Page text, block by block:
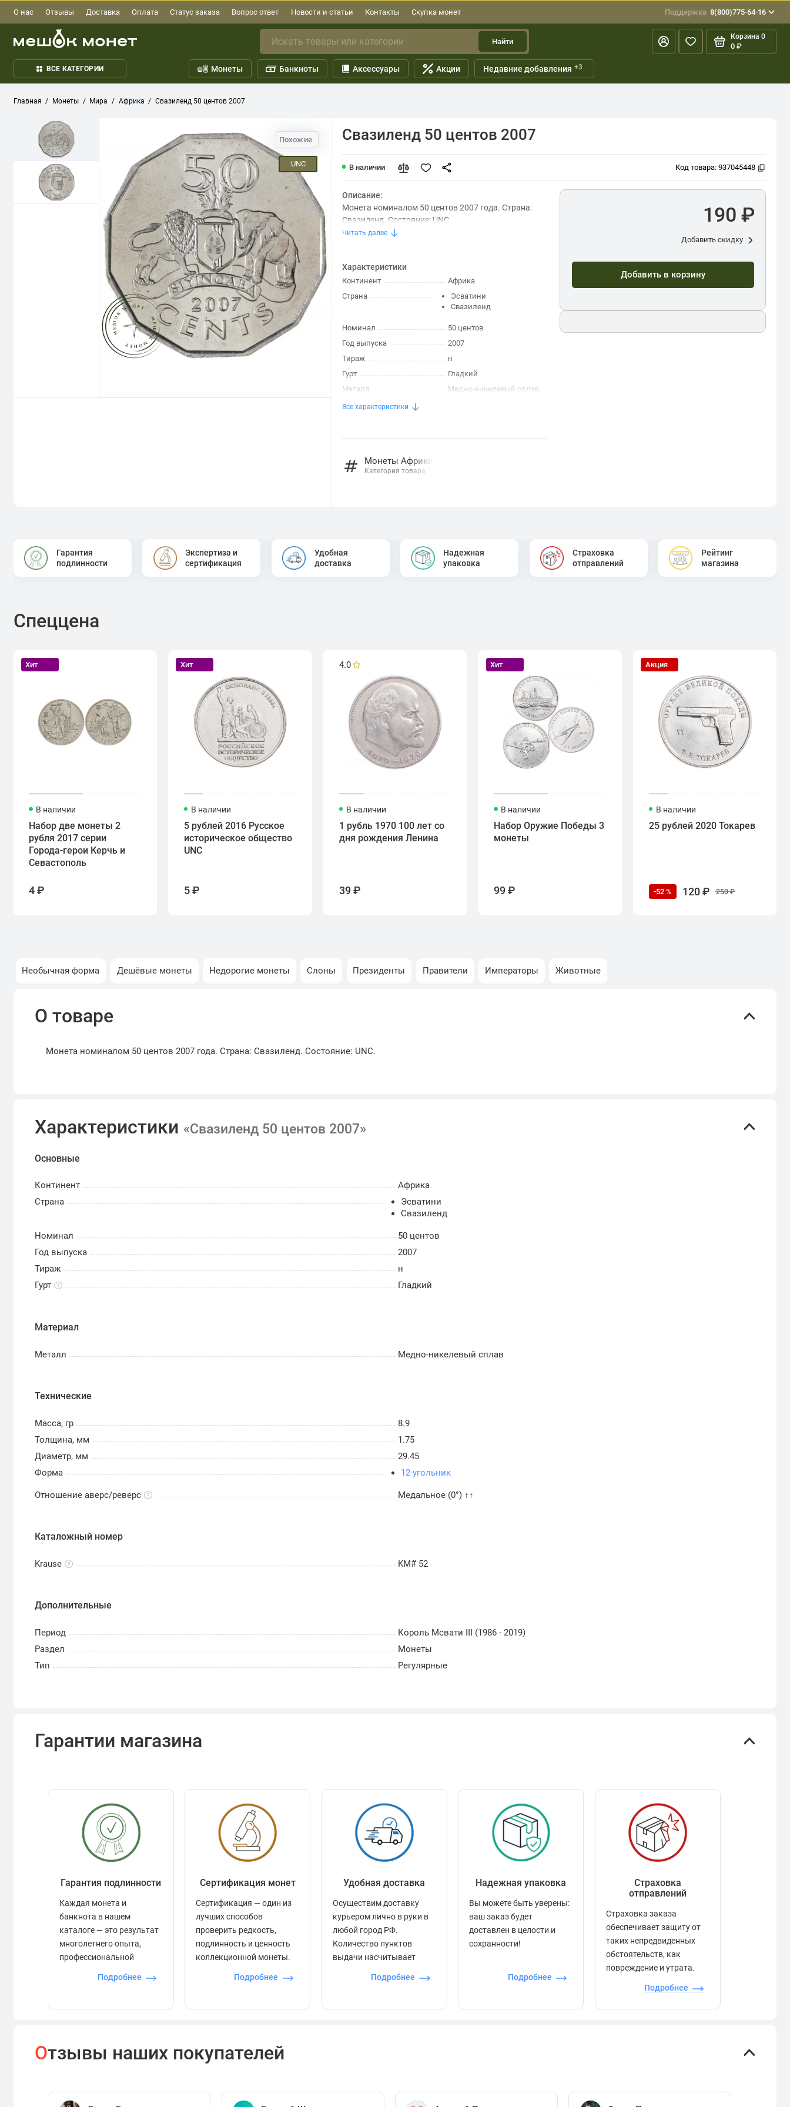
О нас Отзывы Доставка Оплата Статус заказа Вопрос ответ Новости и статьи Контакты Скупка монет Поддержка 8(800)775-64-16
Найти
Корзина 0
0 ₽
ВСЕ КАТЕГОРИИ Монеты Банкноты Аксессуары Акции Недавние добавления +3
Главная Монеты Мира Африка Свазиленд 50 центов 2007
Похожие
UNC
Свазиленд 50 центов 2007
В наличии Код товара: 937045448
Описание:
Монета номиналом 50 центов 2007 года. Страна:
Свазиленд. Состояние: UNC.
Читать далее
Характеристики
Континент
Африка
Страна
Эсватини
Свазиленд
Номинал
50 центов
Год выпуска
2007
Тираж
н
Гурт
Гладкий
Металл
Медно-никелевый сплав
Все характеристики
Монеты Африки
Категория товара
190 ₽
Добавить скидку
Добавить в корзину
Гарантия
подлинности
Экспертиза и
сертификация
Удобная
доставка
Надежная
упаковка
Страховка
отправлений
Рейтинг
магазина
Спеццена
Хит
В наличии
Набор две монеты 2
рубля 2017 серии
Города-герои Керчь и
Севастополь
4 ₽
Хит
В наличии
5 рублей 2016 Русское
историческое общество
UNC
5 ₽
4.0
В наличии
1 рубль 1970 100 лет со
дня рождения Ленина
39 ₽
Хит
В наличии
Набор Оружие Победы 3
монеты
99 ₽
Акция
В наличии
25 рублей 2020 Токарев
-52 % 120 ₽ 250 ₽
Необычная форма Дешёвые монеты Недорогие монеты Слоны Президенты Правители Императоры Животные
О товаре
Монета номиналом 50 центов 2007 года. Страна: Свазиленд. Состояние: UNC.
Характеристики «Свазиленд 50 центов 2007»
Основные
Континент
Африка
Страна
Эсватини
Свазиленд
Номинал
50 центов
Год выпуска
2007
Тираж
н
Гурт
Гладкий
Материал
Металл Медно-никелевый сплав
Технические
Масса, гр
8.9
Толщина, мм
1.75
Диаметр, мм
29.45
Форма
12-угольник
Отношение аверс/реверс Медальное (0°) ↑↑
Каталожный номер
Krause KM# 52
Дополнительные
Период
Король Мсвати III (1986 - 2019)
Раздел
Монеты
Тип
Регулярные
Гарантии магазина
Гарантия подлинности
Каждая монета и
банкнота в нашем
каталоге — это результат
многолетнего опыта,
профессиональной
контроля.
Подробнее
Сертификация монет
Сертификация — один из
лучших способов
проверить редкость,
подлинность и ценность
коллекционной монеты.
Подробнее
Удобная доставка
Осуществим доставку
курьером лично в руки в
любой город РФ.
Количество пунктов
выдачи насчитывает
всей стране.
Подробнее
Надежная упаковка
Вы можете быть уверены:
ваш заказ будет
доставлен в целости и
сохранности!
Подробнее
Страховка
отправлений
Страховка заказа
обеспечивает защиту от
таких непредвиденных
обстоятельств, как
повреждение и утрата.
Подробнее
Отзывы наших покупателей